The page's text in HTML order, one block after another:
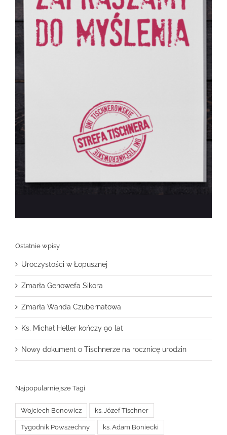
Ostatnie wpisy
Uroczystości w Łopusznej
Zmarła Genowefa Sikora
Zmarła Wanda Czubernatowa
Ks. Michał Heller kończy 90 lat
Nowy dokument o Tischnerze na rocznicę urodzin
Najpopularniejsze Tagi
Wojciech Bonowicz ks. Józef Tischner
Tygodnik Powszechny ks. Adam Boniecki